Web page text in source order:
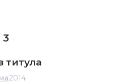
3
титула
2014